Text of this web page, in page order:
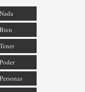
Nada
Bien
Tener
Poder
Personas